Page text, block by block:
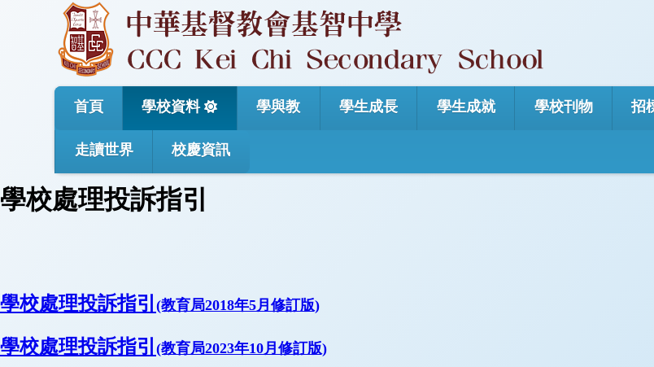
首頁 學校資料 學與教 學生成長 學生成就 學校刊物 招
走讀世界 校慶資訊
學校處理投訴指引